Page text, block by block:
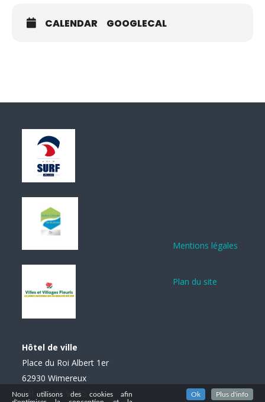
CALENDAR GOOGLECAL
Hôtel de ville
Place du Roi Albert 1er
62930 Wimereux
Tél. : 03 21 99 85 85
Mentions légales
Plan du site
Nous utilisons des cookies afin
Ok Plus d'info